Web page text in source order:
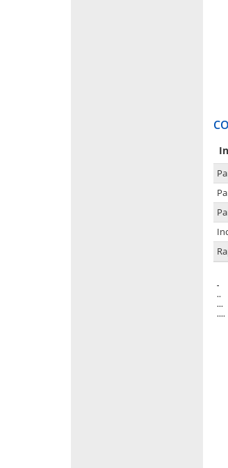
-
..
...
....